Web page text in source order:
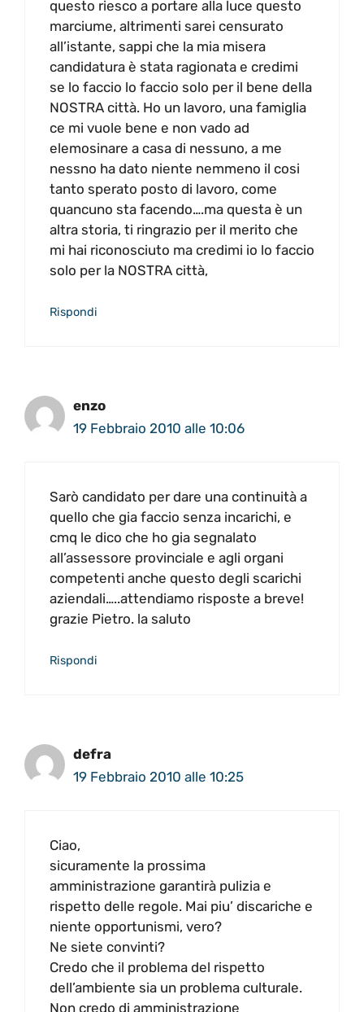
questo riesco a portare alla luce questo
marciume, altrimenti sarei censurato
all’istante, sappi che la mia misera
candidatura è stata ragionata e credimi
se lo faccio lo faccio solo per il bene della
NOSTRA città. Ho un lavoro, una famiglia
ce mi vuole bene e non vado ad
elemosinare a casa di nessuno, a me
nessno ha dato niente nemmeno il cosi
tanto sperato posto di lavoro, come
quancuno sta facendo….ma questa è un
altra storia, ti ringrazio per il merito che
mi hai riconosciuto ma credimi io lo faccio
solo per la NOSTRA città,
Rispondi
enzo
19 Febbraio 2010 alle 10:06
Sarò candidato per dare una continuità a
quello che gia faccio senza incarichi, e
cmq le dico che ho gia segnalato
all’assessore provinciale e agli organi
competenti anche questo degli scarichi
aziendali…..attendiamo risposte a breve!
grazie Pietro. la saluto
Rispondi
defra
19 Febbraio 2010 alle 10:25
Ciao,
sicuramente la prossima
amministrazione garantirà pulizia e
rispetto delle regole. Mai piu’ discariche e
niente opportunismi, vero?
Ne siete convinti?
Credo che il problema del rispetto
dell’ambiente sia un problema culturale.
Non credo di amministrazione